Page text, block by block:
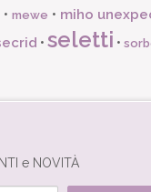
•mewe • miho
• seletti •
e NOVITÀ